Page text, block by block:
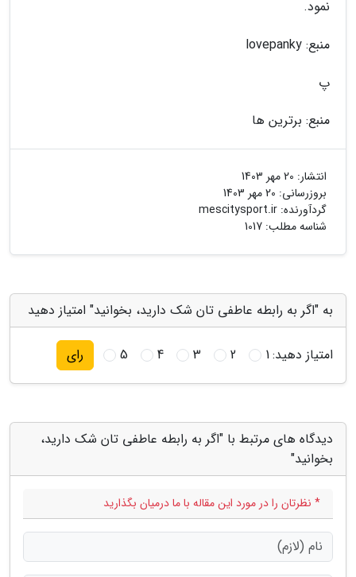
نمود.
منبع: lovepanky
پ
منبع: برترین ها
انتشار: 20 مهر 1403
بروزرسانی: 20 مهر 1403
گردآورنده: mescitysport.ir
شناسه مطلب: 1017
به "اگر به رابطه عاطفی تان شک دارید، بخوانید" امتیاز دهید
امتیاز دهید:1
2
3
4
5 رای
دیدگاه های مرتبط با "اگر به رابطه عاطفی تان شک دارید،
بخوانید"
* نظرتان را در مورد این مقاله با ما درمیان بگذارید